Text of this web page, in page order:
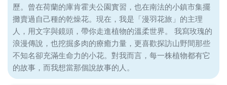
歷。曾在荷蘭的庫肯霍夫公園實習，也在南法的小鎮市集擺
攤賣過自己種的乾燥花。現在，我是「漫羽花旅」的主理
人，用文字與鏡頭，帶你走進植物的溫柔世界。 我寫玫瑰的
浪漫傳說，也挖掘多肉的療癒力量，更喜歡探訪山野間那些
不知名卻充滿生命力的小花。對我而言，每一株植物都有它
的故事，而我想當那個說故事的人。